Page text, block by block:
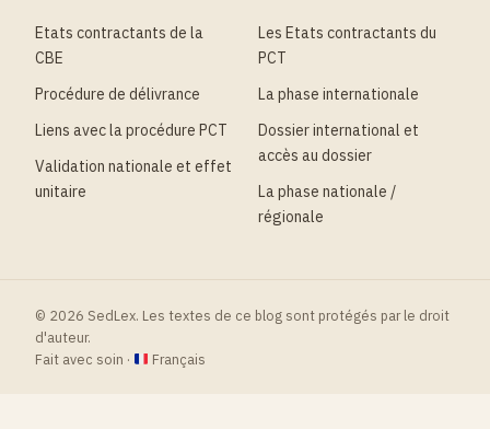
Etats contractants de la
CBE
Procédure de délivrance
Liens avec la procédure PCT
Validation nationale et effet
unitaire
Les Etats contractants du
PCT
La phase internationale
Dossier international et
accès au dossier
La phase nationale /
régionale
© 2026 SedLex. Les textes de ce blog sont protégés par le droit
d'auteur.
Fait avec soin ·
Français